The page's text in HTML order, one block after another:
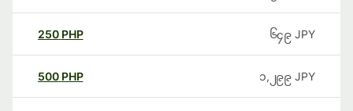
250 PHP ၆၄၉ JPY
500 PHP ၁,၂၉၉ JPY